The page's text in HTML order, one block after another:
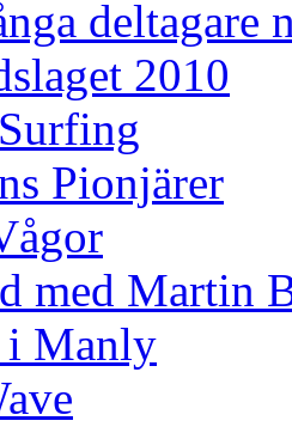
deltagare
2010
Pionjärer
med Martin
i Manly